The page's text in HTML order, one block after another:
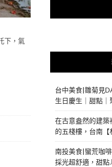
下，氣
台中美食|雛菊見
生日慶生｜甜點｜
在古意盎然的建
的五棧樓，台南【
南投美食|蠻荒咖
採光超舒適，甜點